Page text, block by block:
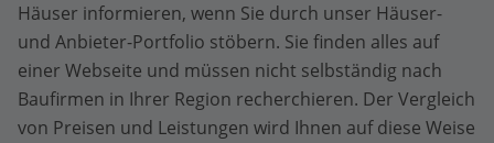
Häuser informieren, wenn Sie durch unser Häuser-
und Anbieter-Portfolio stöbern. Sie finden alles auf
einer Webseite und müssen nicht selbständig nach
Baufirmen in Ihrer Region recherchieren. Der Vergleich
von Preisen und Leistungen wird Ihnen auf diese Weise